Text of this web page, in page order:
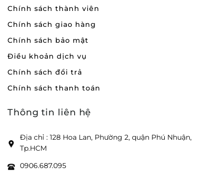
Chính sách thành viên
Chính sách giao hàng
Chính sách bảo mật
Điều khoản dịch vụ
Chính sách đổi trả
Chính sách thanh toán
Thông tin liên hệ
Địa chỉ : 128 Hoa Lan, Phường 2, quận Phú Nhuận,
Tp.HCM
0906.687.095